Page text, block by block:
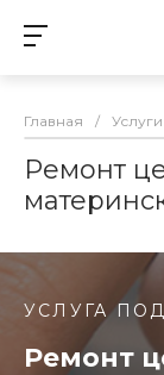
Главная / Услуги
Ремонт
УСЛУГА
Ремонт